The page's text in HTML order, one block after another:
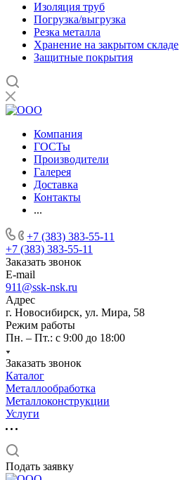
Изоляция труб
Погрузка/выгрузка
Резка металла
Хранение на закрытом складе
Защитные покрытия
Компания
ГОСТы
Производители
Галерея
Доставка
Контакты
...
+7 (383) 383-55-11
+7 (383) 383-55-11
Заказать звонок
E-mail
911@ssk-nsk.ru
Адрес
г. Новосибирск, ул. Мира, 58
Режим работы
Пн. – Пт.: с 9:00 до 18:00
Заказать звонок
Каталог
Металлообработка
Металлоконструкции
Услуги
Подать заявку